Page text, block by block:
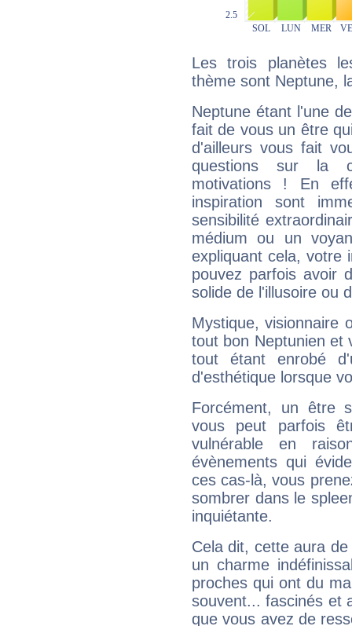
Les trois planètes
thème sont Neptune,
Neptune étant l'une
fait de vous un être
d'ailleurs vous fait
questions sur la
motivations ! En
inspiration sont
sensibilité
médium ou un
expliquant cela, votre
pouvez parfois avoir
solide de l'illusoire ou
Mystique, visionnaire
tout bon Neptunien et
tout étant enrobé
d'esthétique lorsque
Forcément, un être
vous peut parfois
vulnérable en
évènements qui
ces cas-là, vous
sombrer dans le
inquiétante.
Cela dit, cette aura
un charme
proches qui ont du
souvent... fascinés et
que vous avez de